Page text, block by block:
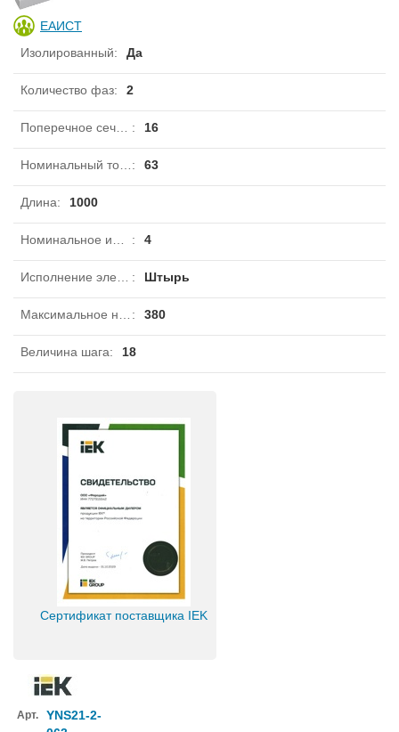
ЕАИСТ
Изолированный: Да
Количество фаз: 2
: 16
: 63
Длина: 1000
: 4
: Штырь
: 380
Величина шага: 18
Сертификат поставщика IEK
Арт.
YNS21-2-